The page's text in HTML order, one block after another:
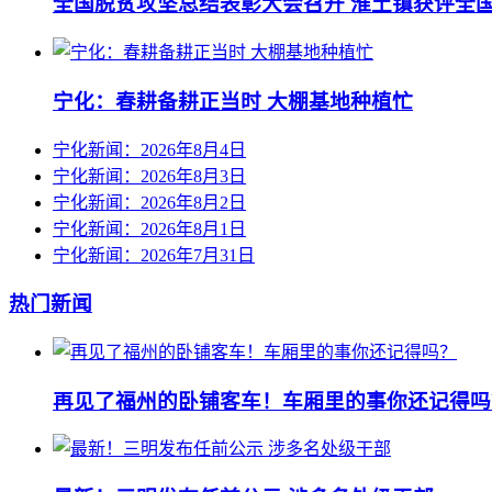
宁化：春耕备耕正当时 大棚基地种植忙
宁化新闻：2026年8月4日
宁化新闻：2026年8月3日
宁化新闻：2026年8月2日
宁化新闻：2026年8月1日
宁化新闻：2026年7月31日
热门新闻
再见了福州的卧铺客车！车厢里的事你还记得吗